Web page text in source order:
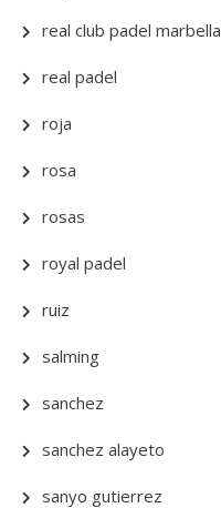
real club padel marbella
real padel
roja
rosa
rosas
royal padel
ruiz
salming
sanchez
sanchez alayeto
sanyo gutierrez